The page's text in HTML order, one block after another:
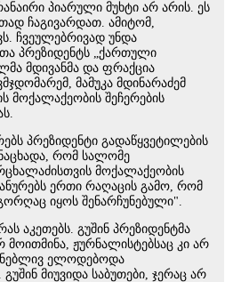
პიარული მუხტი არ არის. ეს
ჩაგივარდათ. ამიტომ,
ჩვეულებრივად უნდა
პრეზიდენტს „ქართული
მდივანმა და ფრაქცია
მამუკა მდინარაძემ
შეჩერების
პრეზიდენტი გადაწყვეტილების
რომ სალომე
მოქალაქეობის
ერთი რაღაცის გამო, რომ
იყოს შენარჩუნებული".
აკეთებს. გუშინ პრეზიდენტმა
მოითმინა, ჟურნალისტებსაც კი არ
ელოდებოდა
მიუვიდა საბუთები, ჯერაც არ